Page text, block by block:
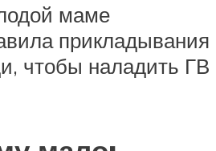
маме
прикладывания
чтобы наладить ГВ